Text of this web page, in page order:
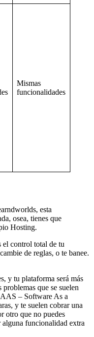
Mismas
funcionalidades
esta
osea, tienes que
Hosting.
el control total de tu
de reglas, o te banee.
y tu plataforma será más
que se suelen
– Software As a
y te suelen cobrar una
otro que no puedes
funcionalidad extra